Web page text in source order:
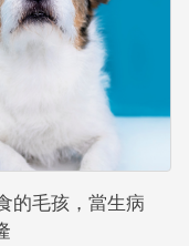
的毛孩，當生病